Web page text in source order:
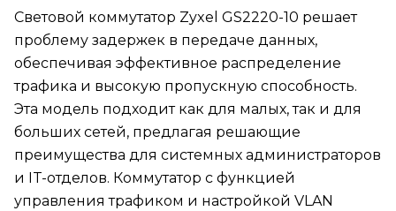
Световой коммутатор Zyxel GS2220-10 решает
проблему задержек в передаче данных,
обеспечивая эффективное распределение
трафика и высокую пропускную способность.
Эта модель подходит как для малых, так и для
больших сетей, предлагая решающие
преимущества для системных администраторов
и IT-отделов. Коммутатор с функцией
управления трафиком и настройкой VLAN